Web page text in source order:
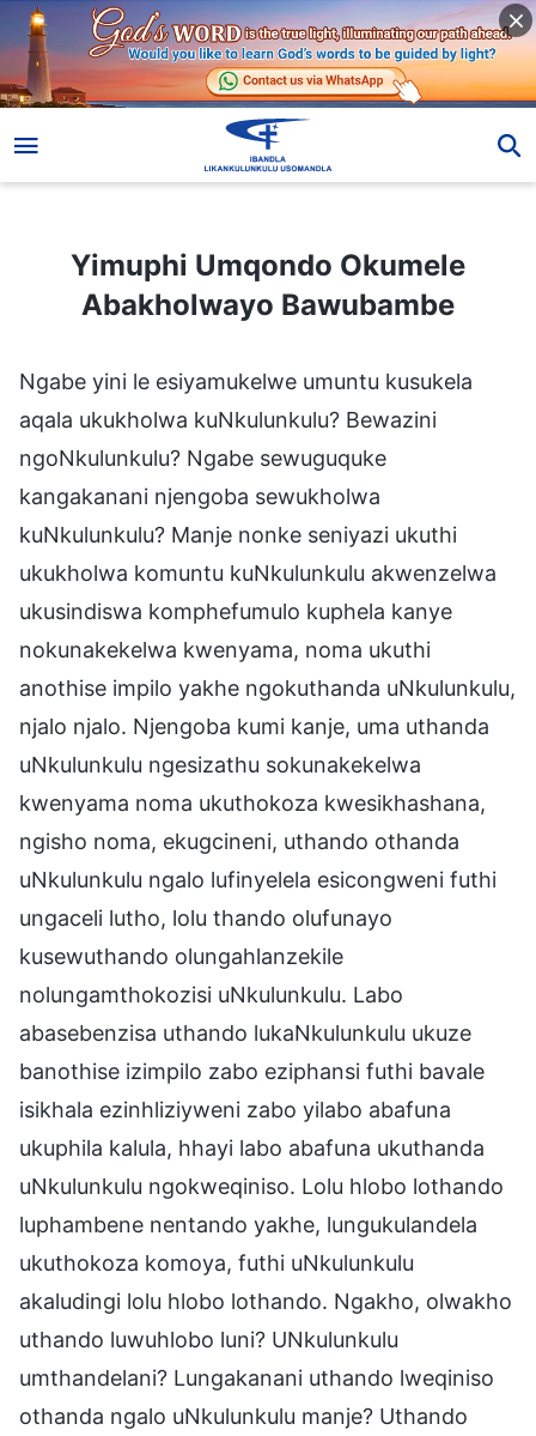
Yimuphi Umqondo Okumele Abakholwayo Bawubambe
Yimuphi Umqondo Okumele
Abakholwayo Bawubambe
Ngabe yini le esiyamukelwe umuntu kusukela
aqala ukukholwa kuNkulunkulu? Bewazini
ngoNkulunkulu? Ngabe sewuguquke
kangakanani njengoba sewukholwa
kuNkulunkulu? Manje nonke seniyazi ukuthi
ukukholwa komuntu kuNkulunkulu akwenzelwa
ukusindiswa komphefumulo kuphela kanye
nokunakekelwa kwenyama, noma ukuthi
anothise impilo yakhe ngokuthanda uNkulunkulu,
njalo njalo. Njengoba kumi kanje, uma uthanda
uNkulunkulu ngesizathu sokunakekelwa
kwenyama noma ukuthokoza kwesikhashana,
ngisho noma, ekugcineni, uthando othanda
uNkulunkulu ngalo lufinyelela esicongweni futhi
ungaceli lutho, lolu thando olufunayo
kusewuthando olungahlanzekile
nolungamthokozisi uNkulunkulu. Labo
abasebenzisa uthando lukaNkulunkulu ukuze
banothise izimpilo zabo eziphansi futhi bavale
isikhala ezinhliziyweni zabo yilabo abafuna
ukuphila kalula, hhayi labo abafuna ukuthanda
uNkulunkulu ngokweqiniso. Lolu hlobo lothando
luphambene nentando yakhe, lungukulandela
ukuthokoza komoya, futhi uNkulunkulu
akaludingi lolu hlobo lothando. Ngakho, olwakho
uthando luwuhlobo luni? UNkulunkulu
umthandelani? Lungakanani uthando lweqiniso
othanda ngalo uNkulunkulu manje? Uthando